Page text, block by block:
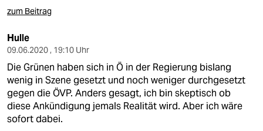
zum Beitrag
Hulle
09.06.2020 , 19:10 Uhr
Die Grünen haben sich in Ö in der Regierung bislang
wenig in Szene gesetzt und noch weniger durchgesetzt
gegen die ÖVP. Anders gesagt, ich bin skeptisch ob
diese Ankündigung jemals Realität wird. Aber ich wäre
sofort dabei.